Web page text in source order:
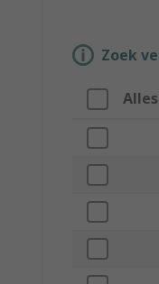
Zoek